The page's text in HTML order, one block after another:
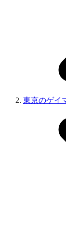
東京のゲイ